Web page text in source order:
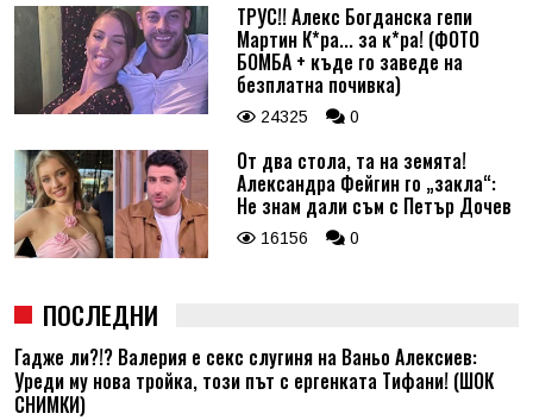
ТРУС!! Алекс Богданска гепи
Мартин К*ра... за к*ра! (ФОТО
БОМБА + къде го заведе на
безплатна почивка)
24325 0
От два стола, та на земята!
Александра Фейгин го „закла“:
Не знам дали съм с Петър Дочев
16156 0
ПОСЛЕДНИ
Гадже ли?!? Валерия е секс слугиня на Ваньо Алексиев:
Уреди му нова тройка, този път с ергенката Тифани! (ШОК
СНИМКИ)